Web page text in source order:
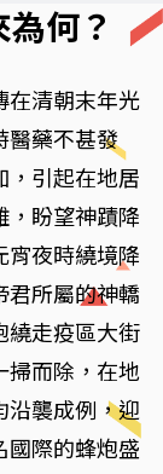
何？
在清朝末年光
醫藥不甚發
，引起在地居
，盼望神蹟降
宵夜時繞境降
君所屬的神轎
繞走疫區大街
掃而除，在地
沿襲成例，迎
國際的蜂炮盛